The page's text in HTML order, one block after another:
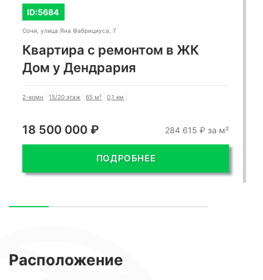
ID:5684
Сочи, улица Яна Фабрициуса, 7
Квартира с ремонтом в ЖК
Дом у Дендрария
2-комн 15/20 этаж 65 м² 0,1 км
18 500 000 ₽ 284 615 ₽ за м²
ПОДРОБНЕЕ
Расположение